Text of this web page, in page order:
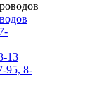
13
95, 8-